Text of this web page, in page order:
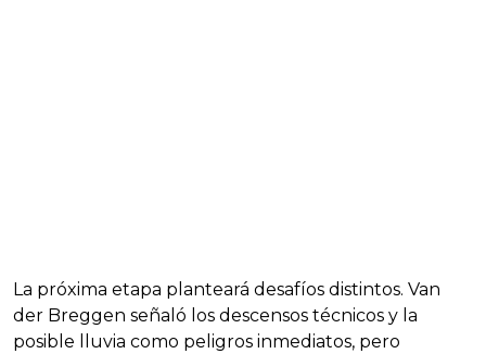
La próxima etapa planteará desafíos distintos. Van
der Breggen señaló los descensos técnicos y la
posible lluvia como peligros inmediatos, pero